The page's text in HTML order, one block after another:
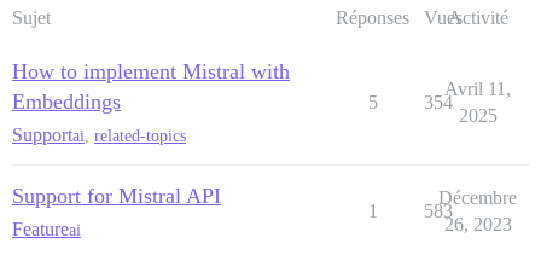
Sujet Réponses VuesActivité
How to implement Mistral with
Embeddings
Supportai related-topics
5 354
Avril 11,
2025
Support for Mistral API
Featureai
1 583
Décembre
26, 2023